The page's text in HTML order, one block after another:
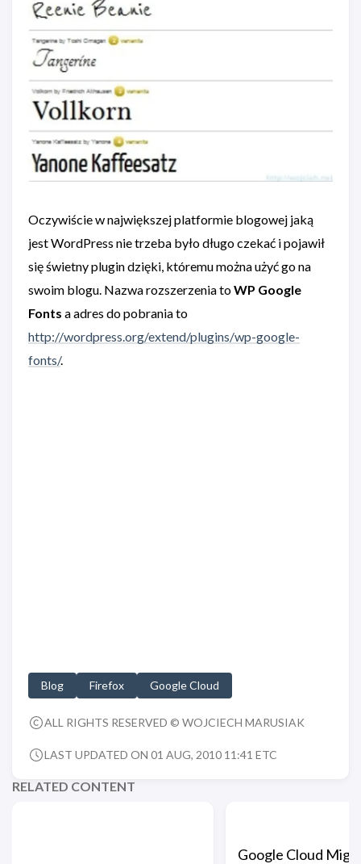
Oczywiście w największej platformie blogowej jaką
jest WordPress nie trzeba było długo czekać i pojawił
się świetny plugin dzięki, któremu można użyć go na
swoim blogu. Nazwa rozszerzenia toWP Google
Fonts a adres do pobrania to
http://wordpress.org/extend/plugins/wp-google-
fonts/.
Blog Firefox Google Cloud
ALL RIGHTS RESERVED © WOJCIECH MARUSIAK
LAST UPDATED ON 01 AUG, 2010 11:41 ETC
RELATED CONTENT
Google Cloud